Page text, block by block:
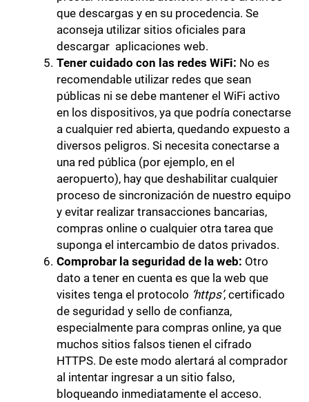
que descargas y en su procedencia. Se
aconseja utilizar sitios oficiales para
descargar aplicaciones web.
Tener cuidado con las redes WiFi: No es
recomendable utilizar redes que sean
públicas ni se debe mantener el WiFi activo
en los dispositivos, ya que podría conectarse
a cualquier red abierta, quedando expuesto a
diversos peligros. Si necesita conectarse a
una red pública (por ejemplo, en el
aeropuerto), hay que deshabilitar cualquier
proceso de sincronización de nuestro equipo
y evitar realizar transacciones bancarias,
compras online o cualquier otra tarea que
suponga el intercambio de datos privados.
Comprobar la seguridad de la web: Otro
dato a tener en cuenta es que la web que
visites tenga el protocolo ‘https’, certificado
de seguridad y sello de confianza,
especialmente para compras online, ya que
muchos sitios falsos tienen el cifrado
HTTPS. De este modo alertará al comprador
al intentar ingresar a un sitio falso,
bloqueando inmediatamente el acceso.